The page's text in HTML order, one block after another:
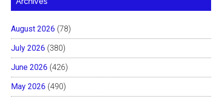
August 2026 (78)
July 2026 (380)
June 2026 (426)
May 2026 (490)